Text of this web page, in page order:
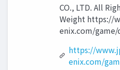
CO., LTD. All
Weight https://
enix.com/
https://
enix.com/